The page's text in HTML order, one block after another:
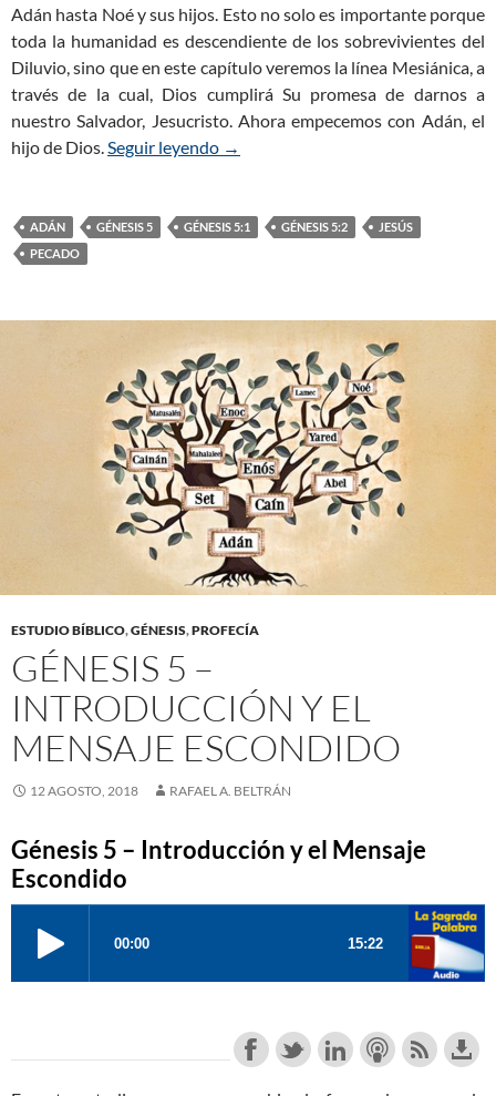
Adán hasta Noé y sus hijos. Esto no solo es importante porque
toda la humanidad es descendiente de los sobrevivientes del
Diluvio, sino que en este capítulo veremos la línea Mesiánica, a
través de la cual, Dios cumplirá Su promesa de darnos a
nuestro Salvador, Jesucristo. Ahora empecemos con Adán, el
hijo de Dios.Seguir leyendo Génesis 5:1-2 – La Descendencia
→
ADÁN GÉNESIS 5 GÉNESIS 5:1 GÉNESIS 5:2
JESÚS
PECADO
ESTUDIO BÍBLICO,GÉNESIS,PROFECÍA
GÉNESIS 5 –
INTRODUCCIÓN Y EL
MENSAJE ESCONDIDO
12 AGOSTO, 2018 RAFAEL A. BELTRÁN
Génesis 5 – Introducción y el Mensaje
Escondido